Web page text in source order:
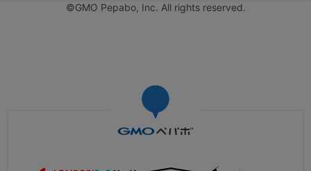
©GMO Pepabo, Inc. All rights reserved.